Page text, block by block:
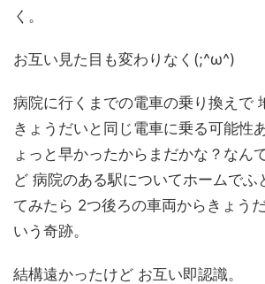
く。
お互い見た目も変わりなく(;^ω^)
病院に行くまでの電車の乗り換えで
きょうだいと同じ電車に乗る可能性
ょっと早かったからまだかな？なん
ど 病院のある駅についてホームでふ
てみたら 2つ後ろの車両からきょう
いう奇跡。
結構遠かったけど お互い即認識。